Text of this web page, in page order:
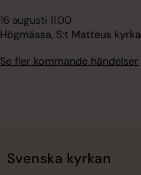
16 augusti 11.00
Högmässa, S:t Matteus kyrka
Se fler kommande händelser
Svenska kyrkan